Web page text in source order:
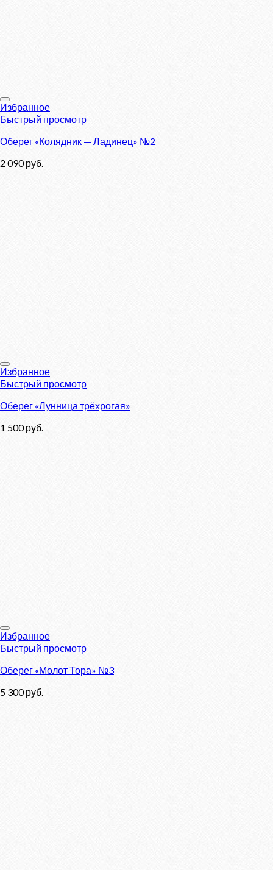
Избранное
Быстрый просмотр
Оберег «Колядник — Ладинец» №2
2 090руб.
Избранное
Быстрый просмотр
Оберег «Лунница трёхрогая»
1 500руб.
Избранное
Быстрый просмотр
Оберег «Молот Тора» №3
5 300руб.